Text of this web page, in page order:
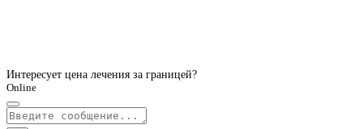
Интересует цена лечения за границей?
Online